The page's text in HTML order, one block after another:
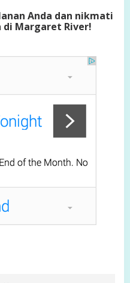
Anda dan nikmati
di Margaret River!